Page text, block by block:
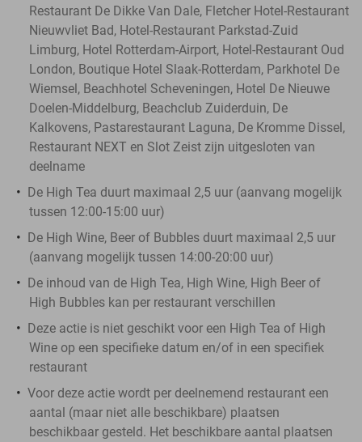
Restaurant De Dikke Van Dale, Fletcher Hotel-Restaurant
Nieuwvliet Bad, Hotel-Restaurant Parkstad-Zuid
Limburg, Hotel Rotterdam-Airport, Hotel-Restaurant Oud
London, Boutique Hotel Slaak-Rotterdam, Parkhotel De
Wiemsel, Beachhotel Scheveningen, Hotel De Nieuwe
Doelen-Middelburg, Beachclub Zuiderduin, De
Kalkovens, Pastarestaurant Laguna, De Kromme Dissel,
Restaurant NEXT en Slot Zeist zijn uitgesloten van
deelname
De High Tea duurt maximaal 2,5 uur (aanvang mogelijk
tussen 12:00-15:00 uur)
De High Wine, Beer of Bubbles duurt maximaal 2,5 uur
(aanvang mogelijk tussen 14:00-20:00 uur)
De inhoud van de High Tea, High Wine, High Beer of
High Bubbles kan per restaurant verschillen
Deze actie is niet geschikt voor een High Tea of High
Wine op een specifieke datum en/of in een specifiek
restaurant
Voor deze actie wordt per deelnemend restaurant een
aantal (maar niet alle beschikbare) plaatsen
beschikbaar gesteld. Het beschikbare aantal plaatsen